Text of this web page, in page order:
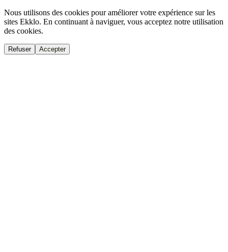
Nous utilisons des cookies pour améliorer votre expérience sur les
sites Ekklo. En continuant à naviguer, vous acceptez notre utilisation
des cookies.
Refuser Accepter